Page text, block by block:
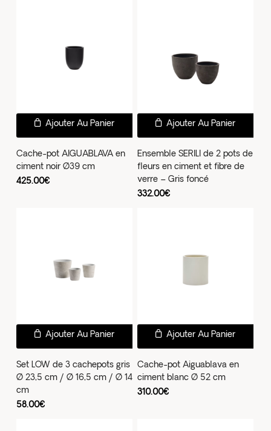
Ajouter Au Panier
Cache-pot AIGUABLAVA en
ciment noir Ø39 cm
425.00€
Ajouter Au Panier
Ensemble SERILI de 2 pots de
fleurs en ciment et fibre de
verre – Gris foncé
332.00€
Ajouter Au Panier
Set LOW de 3 cachepots gris
Ø 23,5 cm / Ø 16,5 cm / Ø 14
cm
58.00€
Ajouter Au Panier
Cache-pot Aiguablava en
ciment blanc Ø 52 cm
310.00€